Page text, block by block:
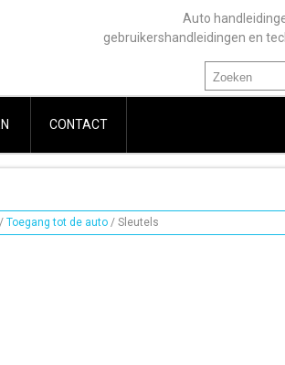
Auto
gebruikershandleidingen en
CONTACT
/ Toegang tot de auto / Sleutels